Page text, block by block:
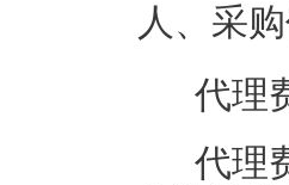
人、采
代理费
代理费